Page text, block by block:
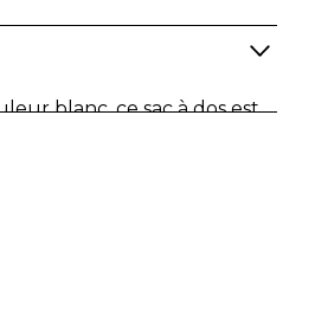
blanc, ce sac à dos est